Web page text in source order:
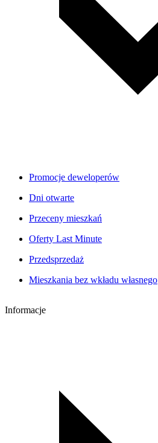
Promocje deweloperów
Dni otwarte
Przeceny mieszkań
Oferty Last Minute
Przedsprzedaż
Mieszkania bez wkładu własnego
Informacje